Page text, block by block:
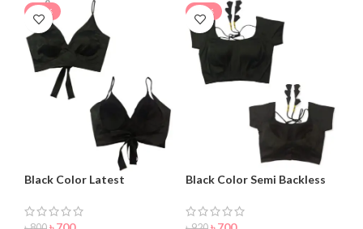
-13%
Black Color Latest
Women
-24%
Black Color Semi Backless